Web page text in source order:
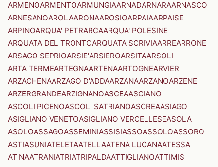
ARMENOARMENTOARMUNGIAARNADARNARAARNASCO
ARNESANOAROLAARONAAROSIOARPAIAARPAISE
ARPINOARQUA' PETRARCAARQUA' POLESINE
ARQUATA DEL TRONTOARQUATA SCRIVIAARREARRONE
ARSAGO SEPRIOARSIE'ARSIEROARSITAARSOLI
ARTA TERMEARTEGNAARTENAARTOGNEARVIER
ARZACHENAARZAGO D'ADDAARZANAARZANOARZENE
ARZERGRANDEARZIGNANOASCEAASCIANO
ASCOLI PICENOASCOLI SATRIANOASCREAASIAGO
ASIGLIANO VENETOASIGLIANO VERCELLESEASOLA
ASOLOASSAGOASSEMINIASSISIASSOASSOLOASSORO
ASTIASUNIATELETAATELLAATENA LUCANAATESSA
ATINAATRANIATRIATRIPALDAATTIGLIANOATTIMIS